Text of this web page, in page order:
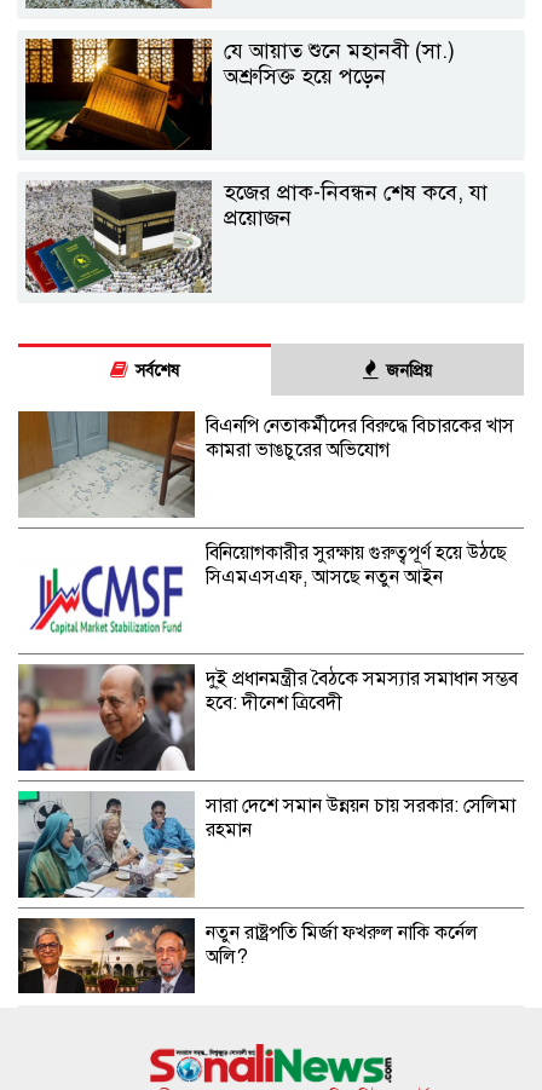
যে আয়াত শুনে মহানবী (সা.)
অশ্রুসিক্ত হয়ে পড়েন
হজের প্রাক-নিবন্ধন শেষ কবে, যা
প্রয়োজন
সর্বশেষ জনপ্রিয়
বিএনপি নেতাকর্মীদের বিরুদ্ধে বিচারকের খাস
কামরা ভাঙচুরের অভিযোগ
বিনিয়োগকারীর সুরক্ষায় গুরুত্বপূর্ণ হয়ে উঠছে
সিএমএসএফ, আসছে নতুন আইন
দু্ই প্রধানমন্ত্রীর বৈঠকে সমস্যার সমাধান সম্ভব
হবে: দীনেশ ত্রিবেদী
সারা দেশে সমান উন্নয়ন চায় সরকার: সেলিমা
রহমান
নতুন রাষ্ট্রপতি মির্জা ফখরুল নাকি কর্নেল
অলি?
ডনকে কারাগারে পাঠানোর নির্দেশ